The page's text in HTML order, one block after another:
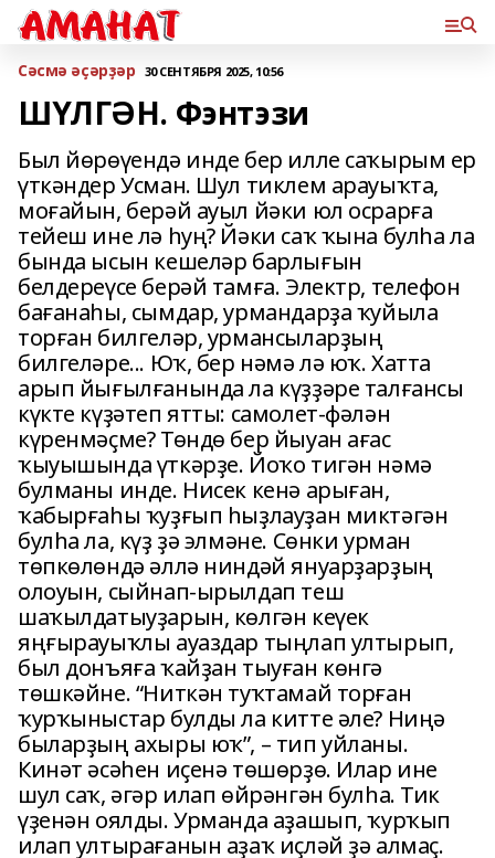
Сәсмә әҫәрҙәр 30 СЕНТЯБРЯ 2025, 10:56
ШҮЛГӘН. Фэнтэзи
Был йөрөүендә инде бер илле саҡырым ер
үткәндер Усман. Шул тиклем арауыҡта,
моғайын, берәй ауыл йәки юл осрарға
тейеш ине лә һуң? Йәки саҡ ҡына булһа ла
бында ысын кешеләр барлығын
белдереүсе берәй тамға. Электр, телефон
бағанаһы, сымдар, урмандарҙа ҡуйыла
торған билгеләр, урмансыларҙың
билгеләре... Юҡ, бер нәмә лә юҡ. Хатта
арып йығылғанында ла күҙҙәре талғансы
күкте күҙәтеп ятты: самолет-фәлән
күренмәҫме? Төндө бер йыуан ағас
ҡыуышында үткәрҙе. Йоҡо тигән нәмә
булманы инде. Нисек кенә арыған,
ҡабырғаһы ҡуҙғып һыҙлауҙан миктәгән
булһа ла, күҙ ҙә элмәне. Сөнки урман
төпкөлөндә әллә ниндәй януарҙарҙың
олоуын, сыйнап-­ырылдап теш
шаҡылдатыуҙарын, көлгән кеүек
яңғырауыҡлы ауаздар тыңлап ултырып,
был донъяға ҡайҙан тыуған көнгә
төшкәйне. “Ниткән туҡтамай торған
ҡурҡыныстар булды ла китте әле? Ниңә
быларҙың ахыры юҡ”, – тип уйланы.
Кинәт әсәһен иҫенә төшөрҙө. Илар ине
шул саҡ, әгәр илап өйрәнгән булһа. Тик
үҙенән оялды. Урманда аҙашып, ҡурҡып
илап ултырағанын аҙаҡ иҫләй ҙә алмаҫ.